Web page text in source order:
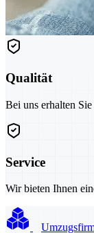
Qualität
Bei uns erhalten
Service
Wir bieten Ihnen